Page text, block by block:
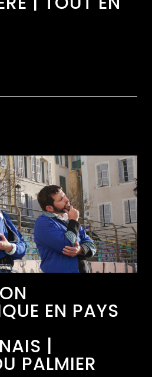
EN PAYS
|
PALMIER